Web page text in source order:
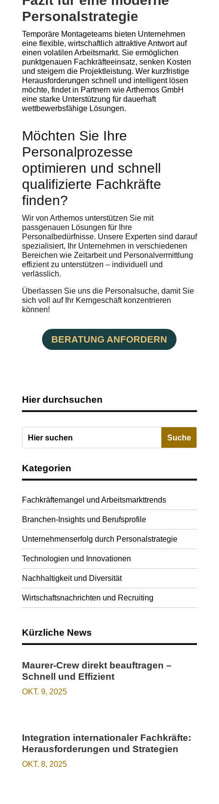
Personalstrategie
Temporäre Montageteams bieten Unternehmen
eine flexible, wirtschaftlich attraktive Antwort auf
einen volatilen Arbeitsmarkt. Sie ermöglichen
punktgenauen Fachkräfteeinsatz, senken Kosten
und steigern die Projektleistung. Wer kurzfristige
Herausforderungen schnell und intelligent lösen
möchte, findet in Partnern wie Arthemos GmbH
eine starke Unterstützung für dauerhaft
wettbewerbsfähige Lösungen.
Möchten Sie Ihre
Personalprozesse
optimieren und schnell
qualifizierte Fachkräfte
finden?
Wir von Arthemos unterstützen Sie mit
passgenauen Lösungen für Ihre
Personalbedürfnisse. Unsere Experten sind darauf
spezialisiert, Ihr Unternehmen in verschiedenen
Bereichen wie Zeitarbeit und Personalvermittlung
effizient zu unterstützen – individuell und
verlässlich.
Überlassen Sie uns die Personalsuche, damit Sie
sich voll auf Ihr Kerngeschäft konzentrieren
können!
BERATUNG ANFORDERN
Hier durchsuchen
Kategorien
Fachkräftemangel und Arbeitsmarkttrends
Branchen-Insights und Berufsprofile
Unternehmenserfolg durch Personalstrategie
Technologien und Innovationen
Nachhaltigkeit und Diversität
Wirtschaftsnachrichten und Recruiting
Kürzliche News
Maurer-Crew direkt beauftragen –
Schnell und Effizient
OKT. 9, 2025
Integration internationaler Fachkräfte:
Herausforderungen und Strategien
OKT. 8, 2025